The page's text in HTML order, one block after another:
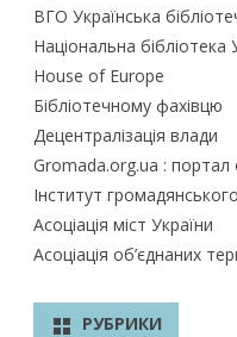
ВГО Українська
Національна
House of Europe
Бібліотечному фахівцю
Децентралізація влади
Gromada.org.ua : портал
Інститут
Асоціація міст України
Асоціація об’єднаних
РУБРИКИ